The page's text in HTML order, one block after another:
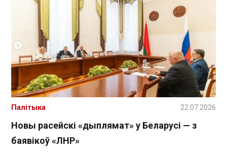
Новы расейскі «дыплямат» у Беларусі — з
баявікоў «ЛНР»
Палітыка 22.07.2026